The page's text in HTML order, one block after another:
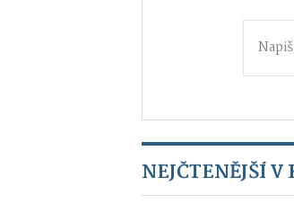
NEJČTENĚJŠÍ